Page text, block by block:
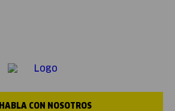
HABLA CON NOSOTROS